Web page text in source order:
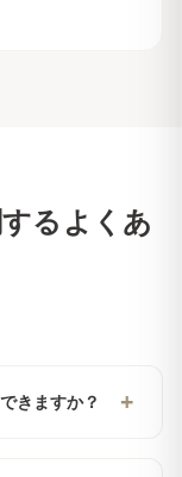
るよくあ
きますか？ +